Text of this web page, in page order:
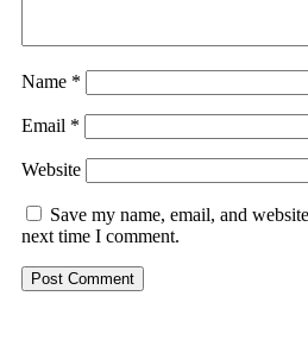
Name *
Email *
Website
Save my name, email, and
next time I comment.